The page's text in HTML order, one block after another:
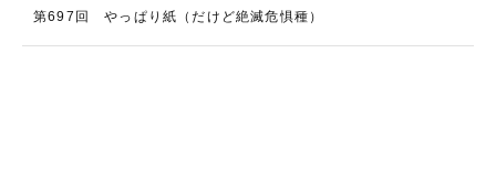
第697回 やっぱり紙（だけど絶滅危惧種）